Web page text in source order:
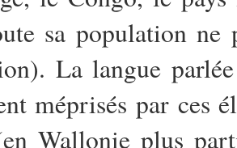
sa population
La langue
méprisés par ces
Wallonie plus